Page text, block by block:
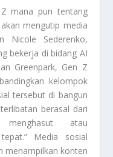
mana pun tentang
mengutip media
Nicole Sederenko,
bekerja di bidang AI
Greenpark, Gen Z
kelompok
tersebut di bangun
berasal dari
atau
Media sosial
menampilkan konten